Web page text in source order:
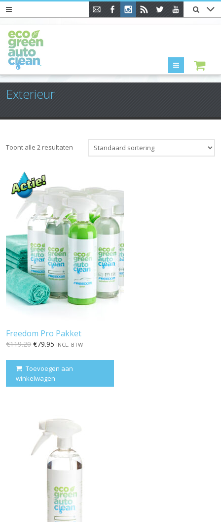
Menu
Exterieur
Toont alle 2 resultaten
Freedom Pro Pakket
€119.20 OORSPRONKELIJKE
WAS:
€119.20.
€79.95 HUIDIGE
IS:
€79.95.
INCL. BTW
Toevoegen aan
winkelwagen